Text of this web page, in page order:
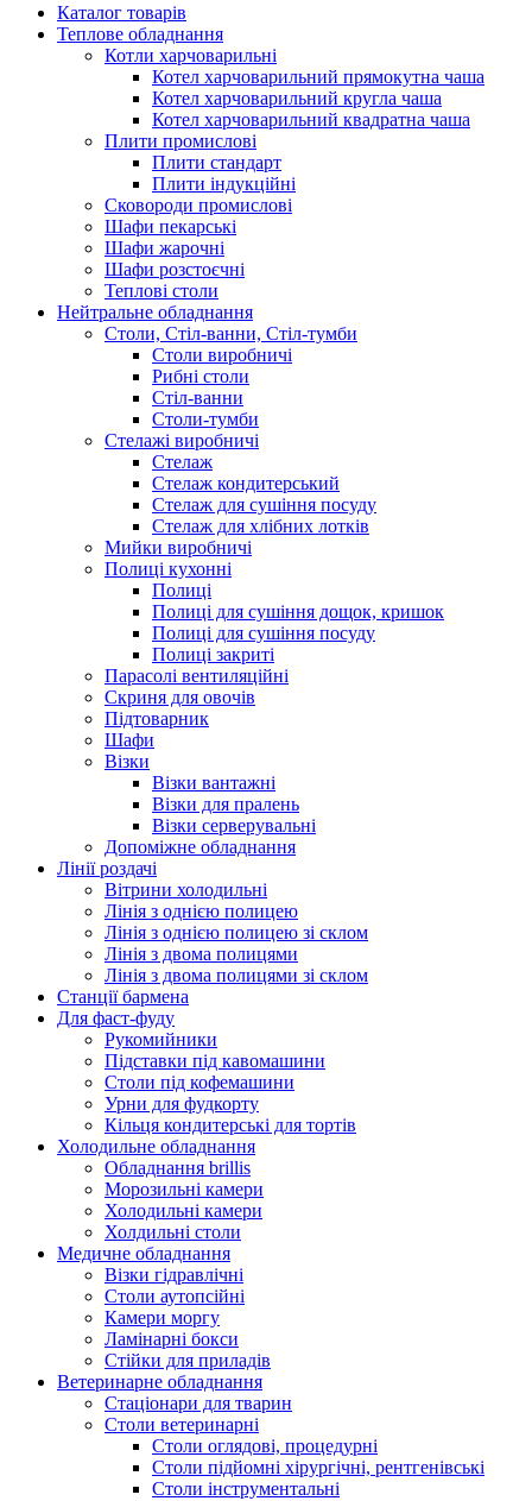
Каталог товарів
Теплове обладнання
Котли харчоварильні
Котел харчоварильний прямокутна чаша
Котел харчоварильний кругла чаша
Котел харчоварильний квадратна чаша
Плити промислові
Плити стандарт
Плити індукційні
Сковороди промислові
Шафи пекарські
Шафи жарочні
Шафи розстоєчні
Теплові столи
Нейтральне обладнання
Столи, Стіл-ванни, Стіл-тумби
Столи виробничі
Рибні столи
Стіл-ванни
Столи-тумби
Стелажі виробничі
Стелаж
Стелаж кондитерський
Стелаж для сушіння посуду
Стелаж для хлібних лотків
Мийки виробничі
Полиці кухонні
Полиці
Полиці для сушіння дощок, кришок
Полиці для сушіння посуду
Полиці закриті
Парасолі вентиляційні
Скриня для овочів
Підтоварник
Шафи
Візки
Візки вантажні
Візки для пралень
Візки серверувальні
Допоміжне обладнання
Лінії роздачі
Вітрини холодильні
Лінія з однією полицею
Лінія з однією полицею зі склом
Лінія з двома полицями
Лінія з двома полицями зі склом
Станції бармена
Для фаст-фуду
Рукомийники
Підставки під кавомашини
Столи під кофемашини
Урни для фудкорту
Кільця кондитерські для тортів
Холодильне обладнання
Обладнання brillis
Морозильні камери
Холодильні камери
Холдильні столи
Медичне обладнання
Візки гідравлічні
Столи аутопсійні
Камери моргу
Ламінарні бокси
Стійки для приладів
Ветеринарне обладнання
Стаціонари для тварин
Столи ветеринарні
Столи оглядові, процедурні
Столи підйомні хірургічні, рентгенівські
Столи інструментальні